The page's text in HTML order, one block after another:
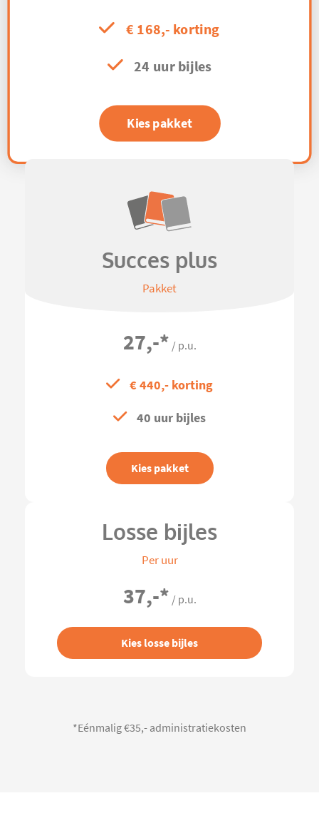
€ 168,- korting
24 uur bijles
Kies pakket
Succes plus
Pakket
27,-* / p.u.
€ 440,- korting
40 uur bijles
Kies pakket
Losse bijles
Per uur
37,-* / p.u.
Kies losse bijles
*Eénmalig €35,- administratiekosten